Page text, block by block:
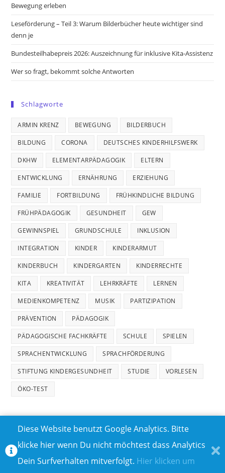
Bewegung erleben
Leseförderung – Teil 3: Warum Bilderbücher heute wichtiger sind
denn je
Bundesteilhabepreis 2026: Auszeichnung für inklusive Kita-Assistenz
Wer so fragt, bekommt solche Antworten
Schlagworte
ARMIN KRENZ BEWEGUNG BILDERBUCH
BILDUNG CORONA DEUTSCHES KINDERHILFSWERK
DKHW ELEMENTARPÄDAGOGIK ELTERN
ENTWICKLUNG ERNÄHRUNG ERZIEHUNG
FAMILIE FORTBILDUNG FRÜHKINDLICHE BILDUNG
FRÜHPÄDAGOGIK GESUNDHEIT GEW
GEWINNSPIEL GRUNDSCHULE INKLUSION
INTEGRATION KINDER KINDERARMUT
KINDERBUCH KINDERGARTEN KINDERRECHTE
KITA KREATIVITÄT LEHRKRÄFTE LERNEN
MEDIENKOMPETENZ MUSIK PARTIZIPATION
PRÄVENTION PÄDAGOGIK
PÄDAGOGISCHE FACHKRÄFTE SCHULE SPIELEN
SPRACHENTWICKLUNG SPRACHFÖRDERUNG
STIFTUNG KINDERGESUNDHEIT STUDIE VORLESEN
ÖKO-TEST
TEILNAHMEBEDINGUNGEN FÜR GEWINNSPIELE
IMPRESSUM
Diese Website benutzt Google Analytics. Bitte
klicke hier wenn Du nicht möchtest dass Analytics
Dein Surfverhalten mitverfolgt. Hier klicken um